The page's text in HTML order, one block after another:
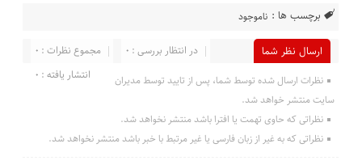
برچسب ها : ناموجود
ارسال نظر شما مجموع نظرات : 0
در انتظار بررسی : 0
انتشار یافته : 0
نظرات ارسال شده توسط شما، پس از تایید توسط مدیران
سایت منتشر خواهد شد.
نظراتی که حاوی تهمت یا افترا باشد منتشر نخواهد شد.
نظراتی که به غیر از زبان فارسی یا غیر مرتبط با خبر باشد منتشر نخواهد شد.